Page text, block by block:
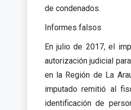
de condenados.
Informes falsos
En julio de 2017, el
autorización judicial
en la Región de La
imputado remitió al
identificación de